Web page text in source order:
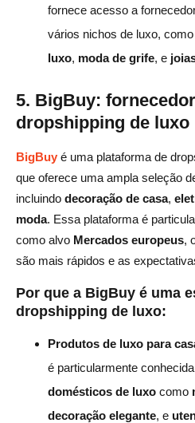
fornece acesso a
vários nichos de luxo, como
luxo, moda de grife, e
5. BigBuy:
dropshipping de luxo
BigBuy é uma plataforma de
que oferece uma ampla seleção
incluindo decoração de casa,
moda. Essa plataforma é
como alvo Mercados europeus,
são mais rápidos e as
Por que a BigBuy é uma
dropshipping de luxo:
Produtos de luxo para
é particularmente
domésticos de luxo como
decoração elegante, e